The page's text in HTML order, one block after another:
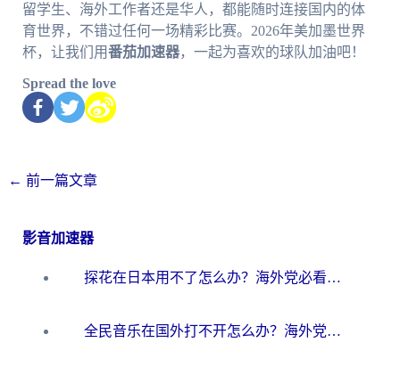
留学生、海外工作者还是华人，都能随时连接国内的体
育世界，不错过任何一场精彩比赛。2026年美加墨世界
杯，让我们用番茄加速器，一起为喜欢的球队加油吧！
Spread the love
← 前一篇文章
影音加速器
探花在日本用不了怎么办？海外党必看的回国加速解决方案（附多场景实测）
全民音乐在国外打不开怎么办？海外党亲测有效的回国加速方案